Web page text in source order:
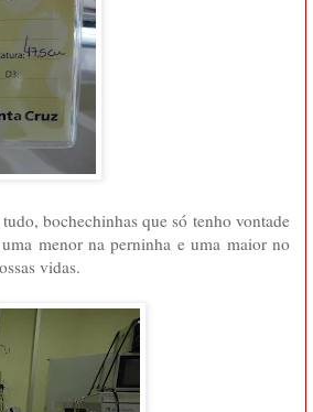
bochechinhas que só tenho vontade
menor na perninha e uma maior no
vidas.